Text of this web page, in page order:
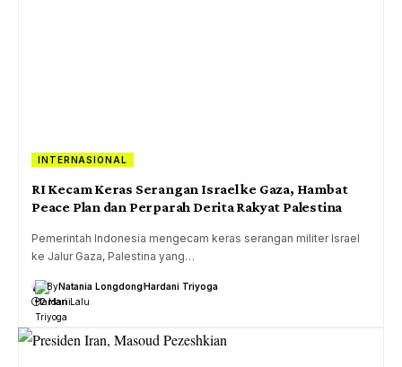
INTERNASIONAL
RI Kecam Keras Serangan Israel ke Gaza, Hambat
Peace Plan dan Perparah Derita Rakyat Palestina
Pemerintah Indonesia mengecam keras serangan militer Israel
ke Jalur Gaza, Palestina yang…
ByNatania LongdongHardani Triyoga
2 Hari Lalu